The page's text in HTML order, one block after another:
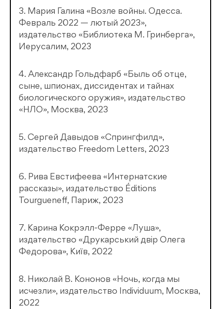
3. Мария Галина «Возле войны. Одесса.
Февраль 2022 — лютый 2023»,
издательство «Библиотека М. Гринберга»,
Иерусалим, 2023
4. Александр Гольдфарб «Быль об отце,
сыне, шпионах, диссидентах и тайнах
биологического оружия», издательство
«НЛО», Москва, 2023
5. Сергей Давыдов «Спрингфилд»,
издательство Freedom Letters, 2023
6. Рива Евстифеева «Интернатские
рассказы», издательство Éditions
Tourgueneff, Париж, 2023
7. Карина Кокрэлл-Ферре «Луша»,
издательство «Друкарський двiр Олега
Федорова», Київ, 2022
8. Николай В. Кононов «Ночь, когда мы
исчезли», издательство Individuum, Москва,
2022